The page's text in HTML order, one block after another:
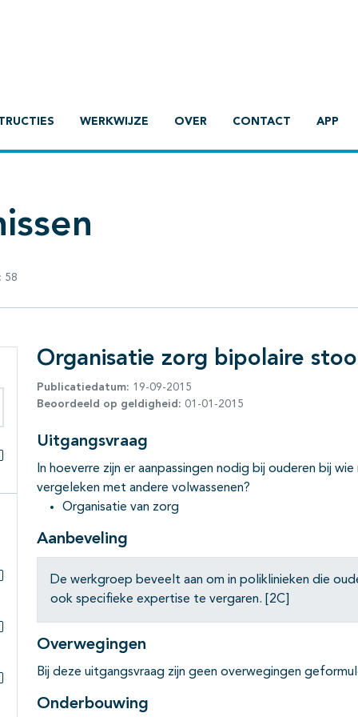
WERKWIJZE OVER CONTACT APP
58
binnen deze richtlijn
Alles openklappen
Subpagina's open- en dichtklappen
Subpagina's open- en dichtklappen
Subpagina's open- en dichtklappen
Organisatie zorg bipolaire
Publicatiedatum: 19-09-2015
Beoordeeld op geldigheid: 01-01-2015
Uitgangsvraag
In hoeverre zijn er aanpassingen nodig bij ouderen bij
vergeleken met andere volwassenen?
Organisatie van zorg
Aanbeveling
De werkgroep beveelt aan om in poliklinieken die
ook specifieke expertise te vergaren. [2C]
Overwegingen
Bij deze uitgangsvraag zijn geen overwegingen
Onderbouwing